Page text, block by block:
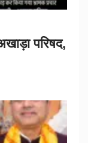
परिषद,